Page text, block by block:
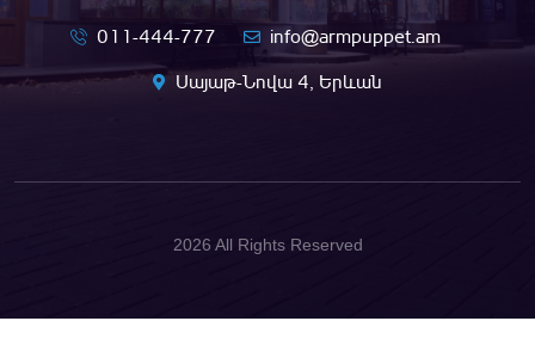
011-444-777
info@armpuppet.am
Սայաթ-Նովա 4, Երևան
2026 All Rights Reserved